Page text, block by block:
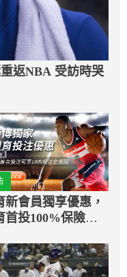
受訪時哭
新會員獨享優惠，
首投100%保險返